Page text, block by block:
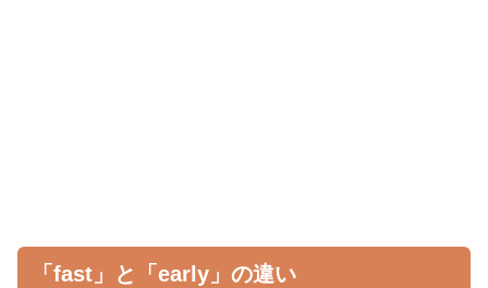
「fast」と「early」の違い